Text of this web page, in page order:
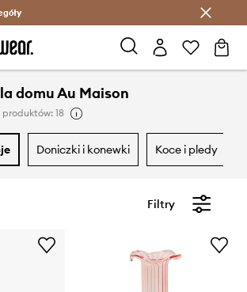
Oszczędzaj z Answear Club >
domu Au Maison
18
doniczki i konewki koce i pledy
Filtry